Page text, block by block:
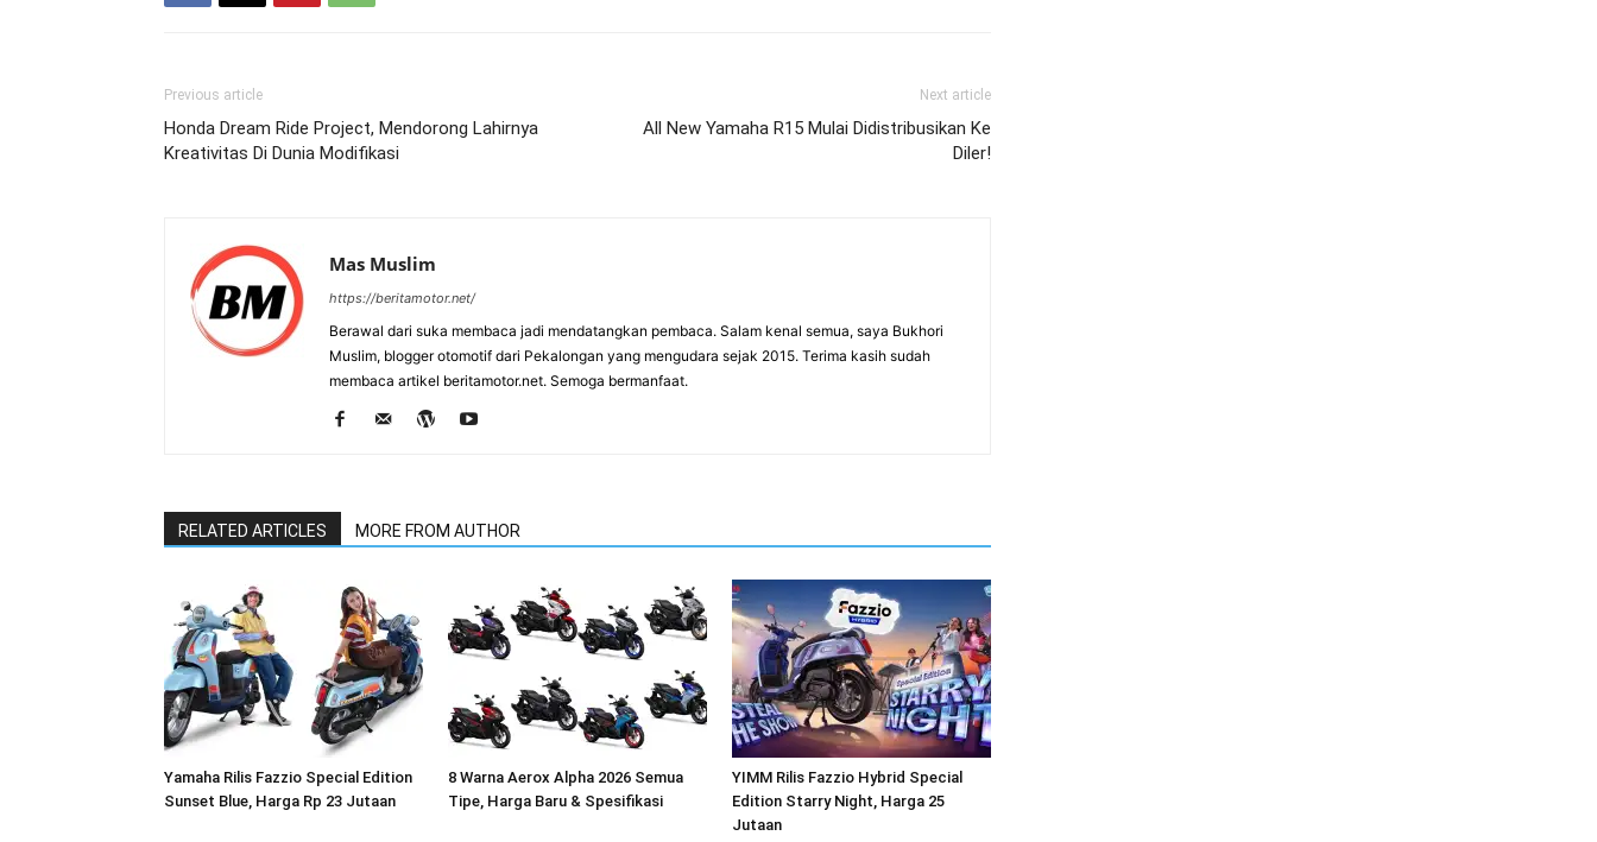
Previous article
Honda Dream Ride Project, Mendorong Lahirnya
Kreativitas Di Dunia Modifikasi
Next article
All New Yamaha R15 Mulai Didistribusikan Ke
Diler!
Mas Muslim
https://beritamotor.net/
Berawal dari suka membaca jadi mendatangkan pembaca. Salam kenal semua, saya Bukhori
Muslim, blogger otomotif dari Pekalongan yang mengudara sejak 2015. Terima kasih sudah
membaca artikel beritamotor.net. Semoga bermanfaat.
RELATED ARTICLES MORE FROM AUTHOR
Yamaha Rilis Fazzio Special Edition
Sunset Blue, Harga Rp 23 Jutaan
8 Warna Aerox Alpha 2026 Semua
Tipe, Harga Baru & Spesifikasi
YIMM Rilis Fazzio Hybrid Special
Edition Starry Night, Harga 25
Jutaan